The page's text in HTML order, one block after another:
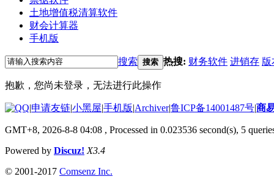
土地增值税清算软件
财会计算器
手机版
搜索 搜索 热搜: 财务软件 进销存 版
抱歉，您尚未登录，无法进行此操作
|申请友链|小黑屋|手机版|Archiver|鲁ICP备14001487号|商
GMT+8, 2026-8-8 04:08 , Processed in 0.023536 second(s), 5
Powered by Discuz! X3.4
© 2001-2017 Comsenz Inc.